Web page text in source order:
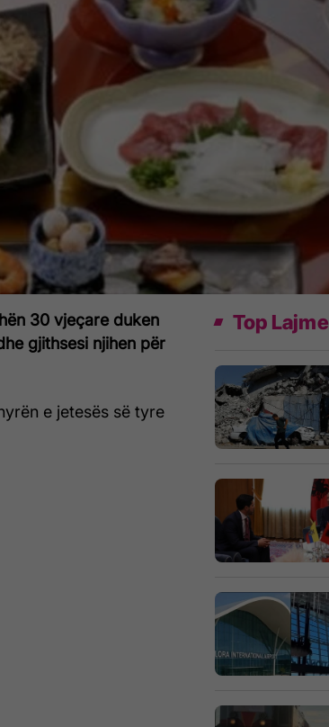
30 vjeçare duken
gjithsesi njihen për
e jetesës së tyre
Top Lajme